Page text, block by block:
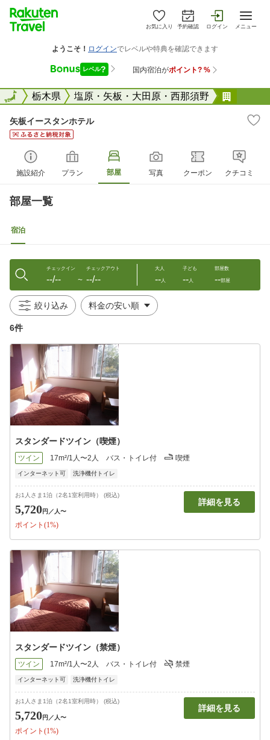
お気に入り 予約確認 ログイン メニュー
全国栃木県 塩原・矢板・大田原・西那須野
全国
矢板イースタンホテル
施設紹介 プラン 部屋 写真 クーポン クチコミ
部屋一覧
宿泊
チェックイン
--/-- 〜
チェックアウト
--/--
大人
--人
子ども
--人
部屋数
--部屋
絞り込み
6件
スタンダードツイン（喫煙）
ツイン 17m²/1人〜2人 バス・トイレ付 喫煙
インターネット可 洗浄機付トイレ
お1人さま1泊（2名1室利用時） (税込)
5,720円 ／人〜
ポイント(1%)
詳細を見る
スタンダードツイン（禁煙）
ツイン 17m²/1人〜2人 バス・トイレ付 禁煙
インターネット可 洗浄機付トイレ
お1人さま1泊（2名1室利用時） (税込)
5,720円 ／人〜
ポイント(1%)
詳細を見る